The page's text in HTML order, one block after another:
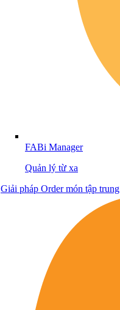
FABi Manager
Quản lý từ xa
Giải pháp Order món tập trung